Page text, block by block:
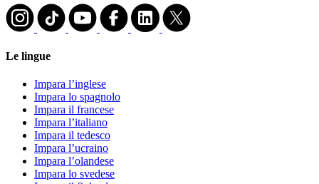
Le lingue
Impara l’inglese
Impara lo spagnolo
Impara il francese
Impara l’italiano
Impara il tedesco
Impara l’ucraino
Impara l’olandese
Impara lo svedese